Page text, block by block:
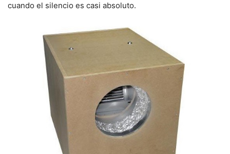
cuando el silencio es casi absoluto.